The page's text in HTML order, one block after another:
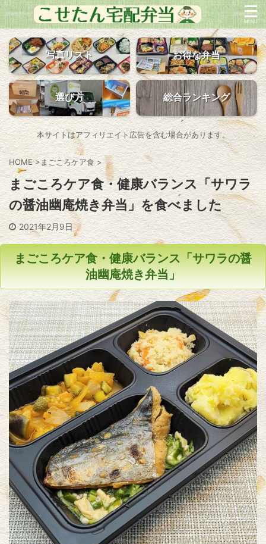
写真リスト お得な弁当
選び方 総合ランキング
本サイトはアフィリエイト広告を含む場合があります。
HOME >まごころケア食 >
まごころケア食・健康バランス「サワラ
の醤油幽庵焼き弁当」を食べました
2021年2月9日
まごころケア食・健康バランス「サワラの醤
油幽庵焼き弁当」